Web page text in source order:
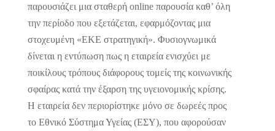
παρουσιάζει μια σταθερή online παρουσία καθ’ όλη
την περίοδο που εξετάζεται, εφαρμόζοντας μια
στοχευμένη «ΕΚΕ στρατηγική». Φυσιογνωμικά
δίνεται η εντύπωση πως η εταιρεία ενισχύει με
ποικίλους τρόπους διάφορους τομείς της κοινωνικής
σφαίρας κατά την έξαρση της υγειονομικής κρίσης.
Η εταιρεία δεν περιορίστηκε μόνο σε δωρεές προς
το Εθνικό Σύστημα Υγείας (ΕΣΥ), που αφορούσαν